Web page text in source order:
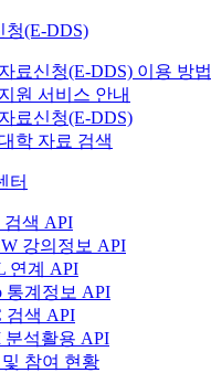
청(E-DDS)
료신청(E-DDS) 이용 방법
원 서비스 안내
료신청(E-DDS)
학 자료 검색
터
검색 API
강의정보 API
연계 API
통계정보 API
검색 API
분석활용 API
참여 현황